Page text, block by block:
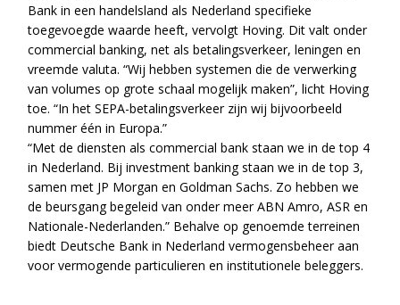
Bank in een handelsland als Nederland specifieke
toegevoegde waarde heeft, vervolgt Hoving. Dit valt onder
commercial banking, net als betalingsverkeer, leningen en
vreemde valuta. “Wij hebben systemen die de verwerking
van volumes op grote schaal mogelijk maken”, licht Hoving
toe. “In het SEPA-betalingsverkeer zijn wij bijvoorbeeld
nummer één in Europa.”
“Met de diensten als commercial bank staan we in de top 4
in Nederland. Bij investment banking staan we in de top 3,
samen met JP Morgan en Goldman Sachs. Zo hebben we
de beursgang begeleid van onder meer ABN Amro, ASR en
Nationale-Nederlanden.” Behalve op genoemde terreinen
biedt Deutsche Bank in Nederland vermogensbeheer aan
voor vermogende particulieren en institutionele beleggers.